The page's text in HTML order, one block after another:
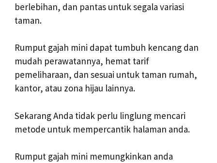
berlebihan, dan pantas untuk segala variasi
taman.
Rumput gajah mini dapat tumbuh kencang dan
mudah perawatannya, hemat tarif
pemeliharaan, dan sesuai untuk taman rumah,
kantor, atau zona hijau lainnya.
Sekarang Anda tidak perlu linglung mencari
metode untuk mempercantik halaman anda.
Rumput gajah mini memungkinkan anda